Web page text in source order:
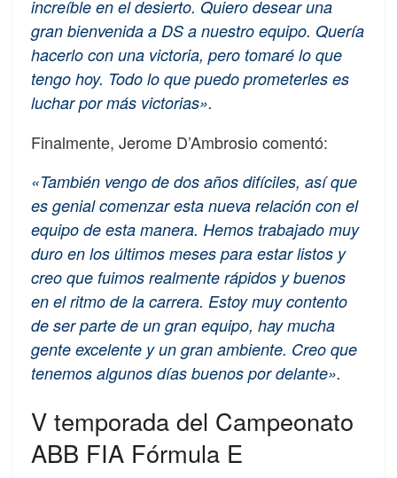
increíble en el desierto. Quiero desear una
gran bienvenida a DS a nuestro equipo. Quería
hacerlo con una victoria, pero tomaré lo que
tengo hoy. Todo lo que puedo prometerles es
luchar por más victorias».
Finalmente, Jerome D’Ambrosio comentó:
«También vengo de dos años difíciles, así que
es genial comenzar esta nueva relación con el
equipo de esta manera. Hemos trabajado muy
duro en los últimos meses para estar listos y
creo que fuimos realmente rápidos y buenos
en el ritmo de la carrera. Estoy muy contento
de ser parte de un gran equipo, hay mucha
gente excelente y un gran ambiente. Creo que
tenemos algunos días buenos por delante».
V temporada del Campeonato
ABB FIA Fórmula E